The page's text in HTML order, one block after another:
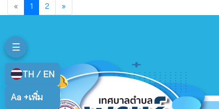
☰
TH / EN
Aa +เพิ่ม
« Previous
1 2 »